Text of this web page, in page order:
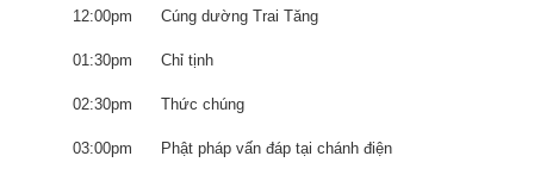
12:00pm Cúng dường Trai Tăng
01:30pm Chỉ tịnh
02:30pm Thức chúng
03:00pm Phật pháp vấn đáp tại chánh điện